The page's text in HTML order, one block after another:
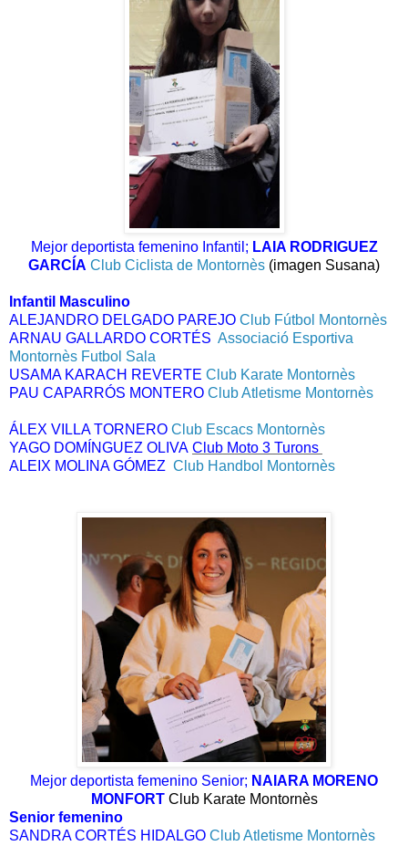
Mejor deportista femenino Infantil; LAIA RODRIGUEZ
GARCÍA Club Ciclista de Montornès (imagen Susana)
Infantil Masculino
ALEJANDRO DELGADO PAREJO Club Fútbol Montornès
ARNAU GALLARDO CORTÉS Associació Esportiva
Montornès Futbol Sala
USAMA KARACH REVERTE Club Karate Montornès
PAU CAPARRÓS MONTERO Club Atletisme Montornès
ÁLEX VILLA TORNERO Club Escacs Montornès
YAGO DOMÍNGUEZ OLIVA Club Moto 3 Turons
ALEIX MOLINA GÓMEZ Club Handbol Montornès
Mejor deportista femenino Senior; NAIARA MORENO
MONFORT Club Karate Montornès
Senior femenino
SANDRA CORTÉS HIDALGO Club Atletisme Montornès